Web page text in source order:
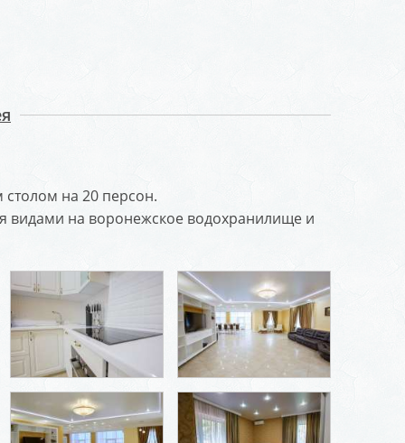
на 20 персон.
видами на воронежское водохранилище и